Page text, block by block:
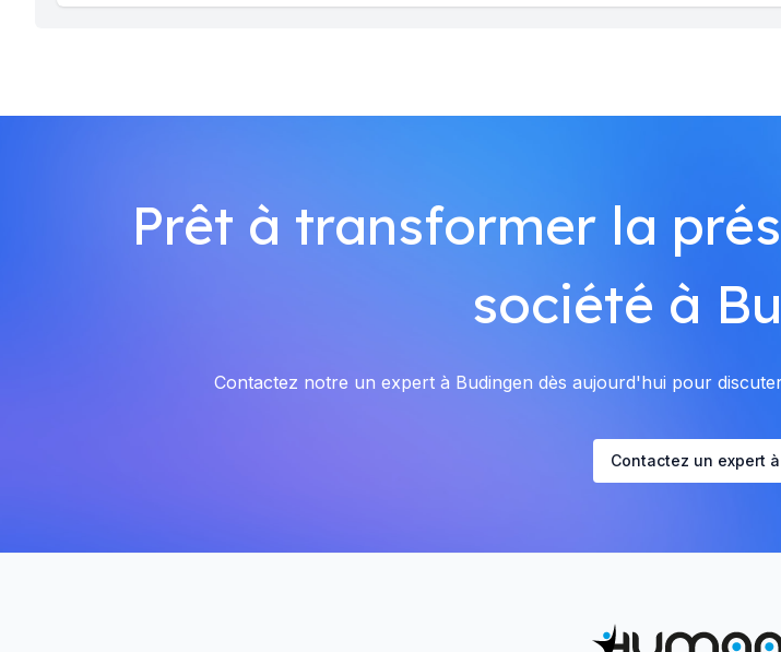
Prêt à transformer la
société à
Contactez notre un expert à Budingen dès aujourd'hui pour
Contactez un expert